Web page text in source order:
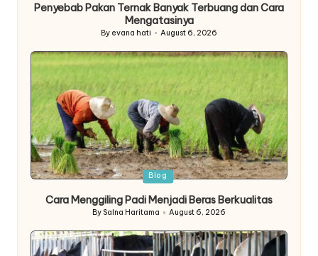
Penyebab Pakan Ternak Banyak Terbuang dan Cara
Mengatasinya
Posted
By evana hati August 6, 2026
Posted
Blog
Cara Menggiling Padi Menjadi Beras Berkualitas
Posted
By Salna Haritama August 6, 2026